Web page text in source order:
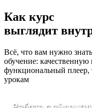
Как курс
выглядит
Всё, что вам нужно
обучение: качественную
функциональный плеер,
урокам